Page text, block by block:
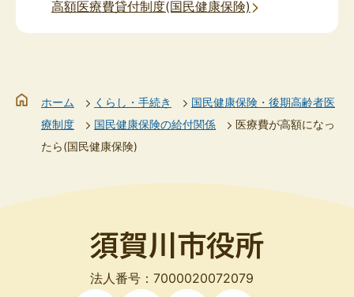
高額医療費貸付制度(国民健康保険)
ホーム くらし・手続き
国民健康保険・後期高齢者医
療制度
国民健康保険の給付関係
医療費が高額になっ
たら(国民健康保険)
法人番号：7000020072079